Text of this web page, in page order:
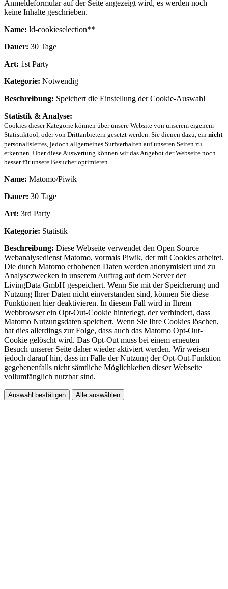
Anmeldeformular auf der Seite angezeigt wird, es werden noch
keine Inhalte geschrieben.
Name: ld-cookieselection**
Dauer: 30 Tage
Art: 1st Party
Kategorie: Notwendig
Beschreibung: Speichert die Einstellung der Cookie-Auswahl
Statistik & Analyse:
Cookies dieser Kategorie können über unsere Website von unserem eigenem
Statistiktool, oder von Drittanbietern gesetzt werden. Sie dienen dazu, ein nicht
personalisiertes, jedoch allgemeines Surfverhalten auf unseren Seiten zu
erkennen. Über diese Auswertung können wir das Angebot der Webseite noch
besser für unsere Besucher optimieren.
Name: Matomo/Piwik
Dauer: 30 Tage
Art: 3rd Party
Kategorie: Statistik
Beschreibung: Diese Webseite verwendet den Open Source
Webanalysedienst Matomo, vormals Piwik, der mit Cookies arbeitet.
Die durch Matomo erhobenen Daten werden anonymisiert und zu
Analysezwecken in unserem Auftrag auf dem Server der
LivingData GmbH gespeichert. Wenn Sie mit der Speicherung und
Nutzung Ihrer Daten nicht einverstanden sind, können Sie diese
Funktionen hier deaktivieren. In diesem Fall wird in Ihrem
Webbrowser ein Opt-Out-Cookie hinterlegt, der verhindert, dass
Matomo Nutzungsdaten speichert. Wenn Sie Ihre Cookies löschen,
hat dies allerdings zur Folge, dass auch das Matomo Opt-Out-
Cookie gelöscht wird. Das Opt-Out muss bei einem erneuten
Besuch unserer Seite daher wieder aktiviert werden. Wir weisen
jedoch darauf hin, dass im Falle der Nutzung der Opt-Out-Funktion
gegebenenfalls nicht sämtliche Möglichkeiten dieser Webseite
vollumfänglich nutzbar sind.
Auswahl bestätigen Alle auswählen